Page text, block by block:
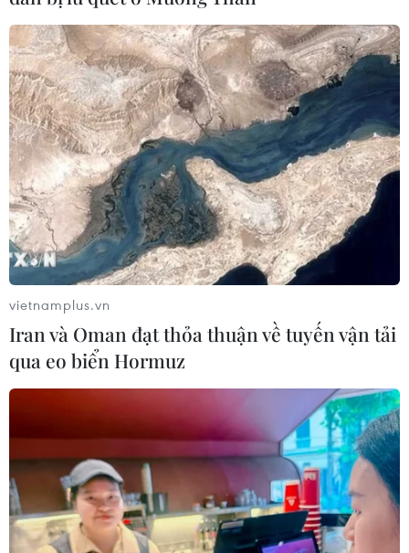
vietnamplus.vn
Iran và Oman đạt thỏa thuận về tuyến vận tải
qua eo biển Hormuz